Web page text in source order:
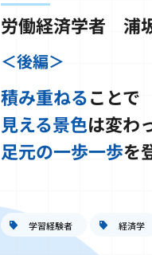
労働経済学者 浦
＜後編＞
積み重ねることで
見える景色は変わ
足元の一歩一歩を
学習経験者 経済学